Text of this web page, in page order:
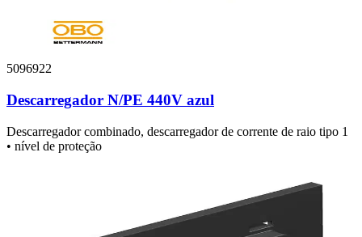
5096922
Descarregador N/PE 440V azul
Descarregador combinado, descarregador de corrente de raio tipo 1
• nível de proteção